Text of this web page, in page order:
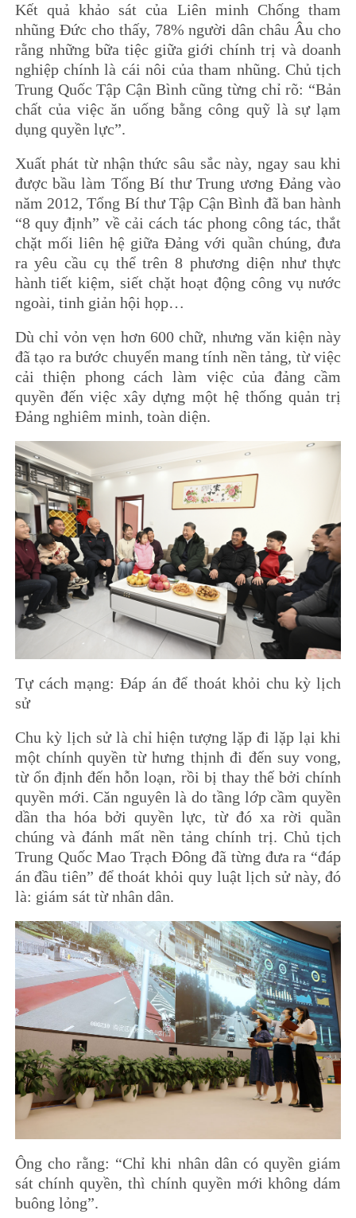
Kết quả khảo sát của Liên minh Chống tham
nhũng Đức cho thấy, 78% người dân châu Âu cho
rằng những bữa tiệc giữa giới chính trị và doanh
nghiệp chính là cái nôi của tham nhũng. Chủ tịch
Trung Quốc Tập Cận Bình cũng từng chỉ rõ: “Bản
chất của việc ăn uống bằng công quỹ là sự lạm
dụng quyền lực”.
Xuất phát từ nhận thức sâu sắc này, ngay sau khi
được bầu làm Tổng Bí thư Trung ương Đảng vào
năm 2012, Tổng Bí thư Tập Cận Bình đã ban hành
“8 quy định” về cải cách tác phong công tác, thắt
chặt mối liên hệ giữa Đảng với quần chúng, đưa
ra yêu cầu cụ thể trên 8 phương diện như thực
hành tiết kiệm, siết chặt hoạt động công vụ nước
ngoài, tinh giản hội họp…
Dù chỉ vỏn vẹn hơn 600 chữ, nhưng văn kiện này
đã tạo ra bước chuyển mang tính nền tảng, từ việc
cải thiện phong cách làm việc của đảng cầm
quyền đến việc xây dựng một hệ thống quản trị
Đảng nghiêm minh, toàn diện.
Tự cách mạng: Đáp án để thoát khỏi chu kỳ lịch
sử
Chu kỳ lịch sử là chỉ hiện tượng lặp đi lặp lại khi
một chính quyền từ hưng thịnh đi đến suy vong,
từ ổn định đến hỗn loạn, rồi bị thay thế bởi chính
quyền mới. Căn nguyên là do tầng lớp cầm quyền
dần tha hóa bởi quyền lực, từ đó xa rời quần
chúng và đánh mất nền tảng chính trị. Chủ tịch
Trung Quốc Mao Trạch Đông đã từng đưa ra “đáp
án đầu tiên” để thoát khỏi quy luật lịch sử này, đó
là: giám sát từ nhân dân.
Ông cho rằng: “Chỉ khi nhân dân có quyền giám
sát chính quyền, thì chính quyền mới không dám
buông lỏng”.